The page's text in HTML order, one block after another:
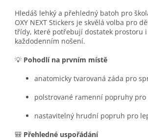
Hledáš lehký a přehledný batoh pro
OXY NEXT Stickers je skvělá volba pro
třídy, které potřebují dostatek prostoru
každodenním nošení.
💡 Pohodlí na prvním místě
anatomicky tvarovaná záda pro
polstrované ramenní popruhy
nastavitelný hrudní popruh pro
🎒 Přehledné uspořádání